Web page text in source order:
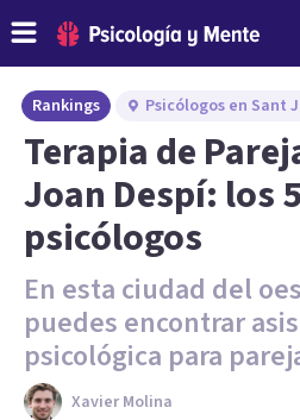
Rankings Psicólogos en Sant
Terapia de
Joan Despí: los
psicólogos
En esta ciudad del
puedes encontrar
psicológica para
Xavier Molina